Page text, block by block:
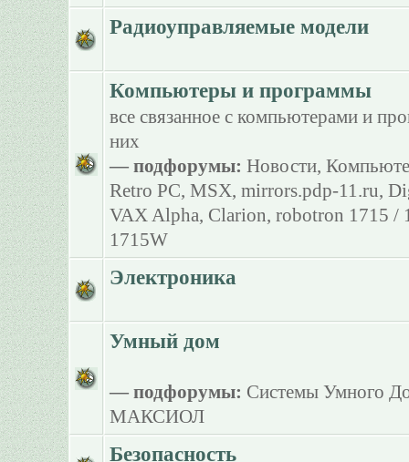
Радиоуправляемые модели
Компьютеры и программы
все связанное с компьютерами и
них
— подфорумы: Новости,
Retro PC, MSX, mirrors.pdp-11.ru,
VAX Alpha, Clarion, robotron 1715 /
1715W
Электроника
Умный дом
— подфорумы: Системы Умного
МАКСИОЛ
Безопасность